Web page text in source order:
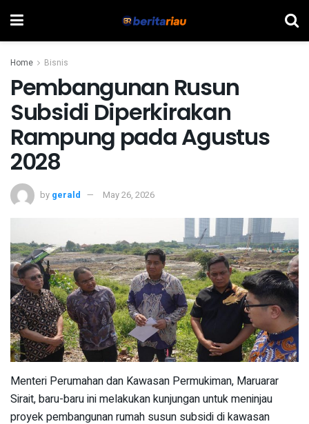
Home Bisnis
Pembangunan Rusun
Subsidi Diperkirakan
Rampung pada Agustus
2028
by gerald May 26, 2026
Menteri Perumahan dan Kawasan Permukiman, Maruarar
Sirait, baru-baru ini melakukan kunjungan untuk meninjau
proyek pembangunan rumah susun subsidi di kawasan